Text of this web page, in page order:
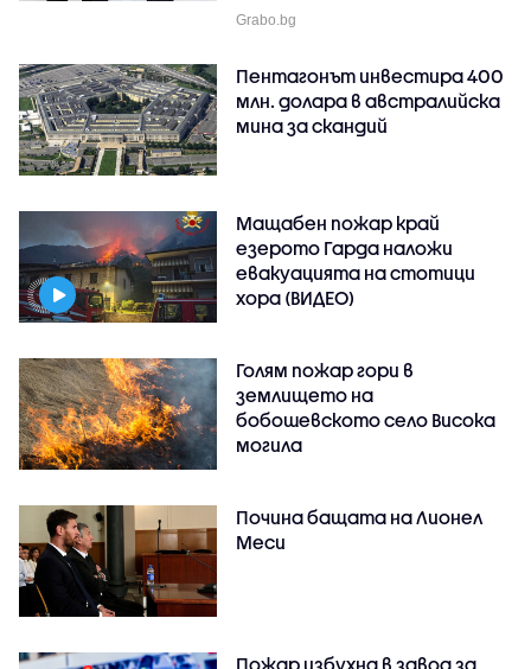
Grabo.bg
Пентагонът инвестира 400
млн. долара в австралийска
мина за скандий
Мащабен пожар край
езерото Гарда наложи
евакуацията на стотици
хора (ВИДЕО)
Голям пожар гори в
землището на
бобошевското село Висока
могила
Почина бащата на Лионел
Меси
Пожар избухна в завод за